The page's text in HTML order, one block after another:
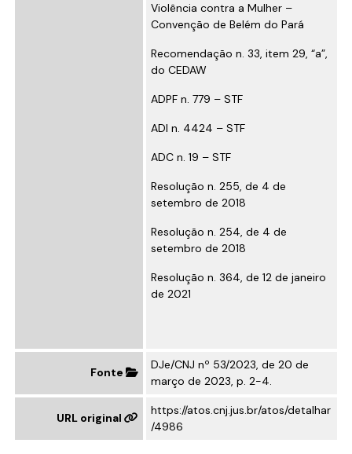
Violência contra a Mulher –
Convenção de Belém do Pará
Recomendação n. 33, item 29, “a”,
do CEDAW
ADPF n. 779 – STF
ADI n. 4424 – STF
ADC n. 19 – STF
Resolução n. 255, de 4 de
setembro de 2018
Resolução n. 254, de 4 de
setembro de 2018
Resolução n. 364, de 12 de janeiro
de 2021
Fonte
DJe/CNJ nº 53/2023, de 20 de
março de 2023, p. 2-4.
URL original
https://atos.cnj.jus.br/atos/detalhar
/4986